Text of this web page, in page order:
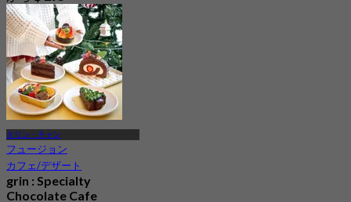
タリン・チャン
フュージョン
カフェ/デザート
grin : Specialty
Chocolate Cafe